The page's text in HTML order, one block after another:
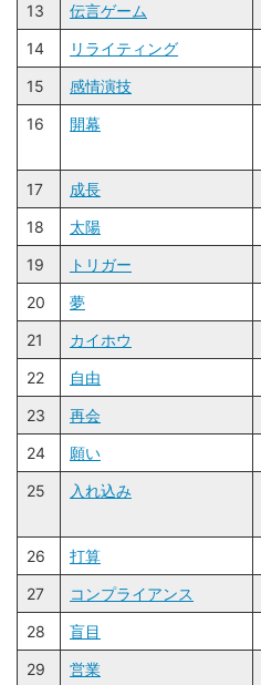
13
伝言ゲーム
14
リライティング
15
感情演技
16
開幕
17
成長
18
太陽
19
トリガー
20
夢
21
カイホウ
22
自由
23
再会
24
願い
25
入れ込み
26
打算
27
コンプライアンス
28
盲目
29
営業